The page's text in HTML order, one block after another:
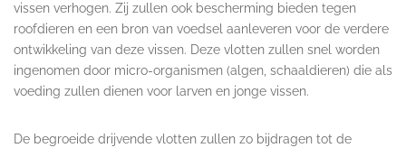
vissen verhogen. Zij zullen ook bescherming bieden tegen
roofdieren en een bron van voedsel aanleveren voor de verdere
ontwikkeling van deze vissen. Deze vlotten zullen snel worden
ingenomen door micro-organismen (algen, schaaldieren) die als
voeding zullen dienen voor larven en jonge vissen.
De begroeide drijvende vlotten zullen zo bijdragen tot de